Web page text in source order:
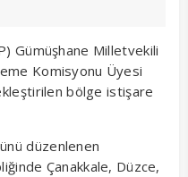
Gümüşhane Milletvekili
Komisyonu Üyesi
bölge istişare
düzenlenen
Çanakkale, Düzce,